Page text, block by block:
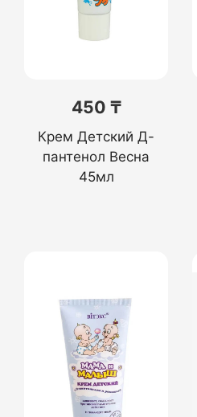
450 ₸
Крем Детский Д-
пантенол Весна
45мл